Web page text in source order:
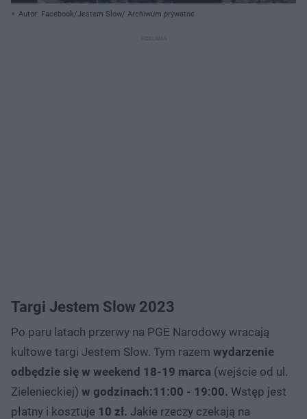
Autor: Facebook/Jestem Slow/ Archiwum prywatne
Targi Jestem Slow 2023
Po paru latach przerwy na PGE Narodowy wracają
kultowe targi Jestem Slow. Tym razem wydarzenie
odbędzie się w weekend 18-19 marca (wejście od ul.
Zielenieckiej) w godzinach:11:00 - 19:00. Wstęp jest
płatny i kosztuje 10 zł. Jakie rzeczy czekają na